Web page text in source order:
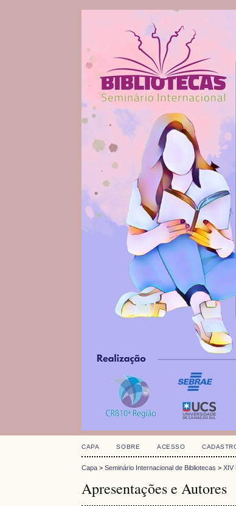
CAPA SOBRE ACESSO
Capa >Seminário Internacional de Bibliotecas >XIV
Apresentações e Autores